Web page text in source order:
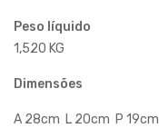
Peso líquido
1,520 KG
Dimensões
A 28cm L 20cm P 19cm